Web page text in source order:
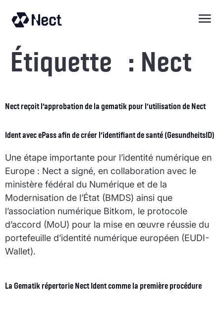
Étiquette : Nect
Nect reçoit l’approbation de la gematik pour l’utilisation de Nect
Ident avec ePass afin de créer l’identifiant de santé (GesundheitsID)
Une étape importante pour l’identité numérique en
Europe : Nect a signé, en collaboration avec le
ministère fédéral du Numérique et de la
Modernisation de l’État (BMDS) ainsi que
l’association numérique Bitkom, le protocole
d’accord (MoU) pour la mise en œuvre réussie du
portefeuille d’identité numérique européen (EUDI-
Wallet).
La Gematik répertorie Nect Ident comme la première procédure